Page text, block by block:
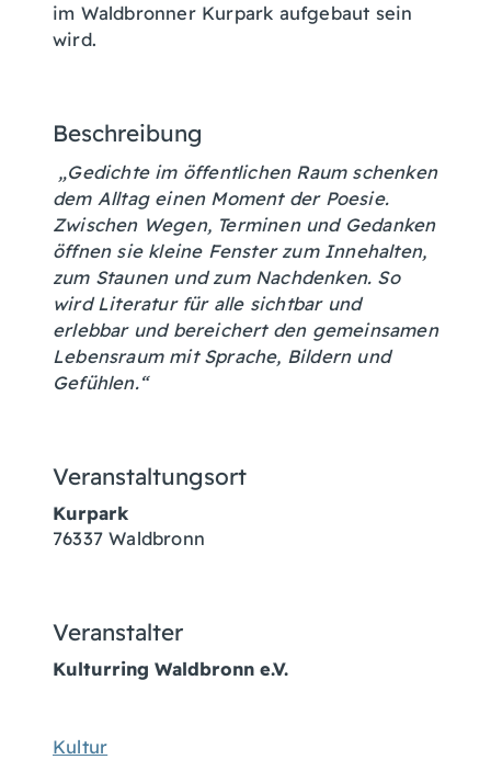
im Waldbronner Kurpark aufgebaut sein
wird.
Beschreibung
„Gedichte im öffentlichen Raum schenken
dem Alltag einen Moment der Poesie.
Zwischen Wegen, Terminen und Gedanken
öffnen sie kleine Fenster zum Innehalten,
zum Staunen und zum Nachdenken. So
wird Literatur für alle sichtbar und
erlebbar und bereichert den gemeinsamen
Lebensraum mit Sprache, Bildern und
Gefühlen.“
Veranstaltungsort
Kurpark
76337 Waldbronn
Veranstalter
Kulturring Waldbronn e.V.
Kultur